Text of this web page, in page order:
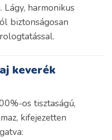
harmonikus
biztonságosan
keverék
os tisztaságú,
kifejezetten